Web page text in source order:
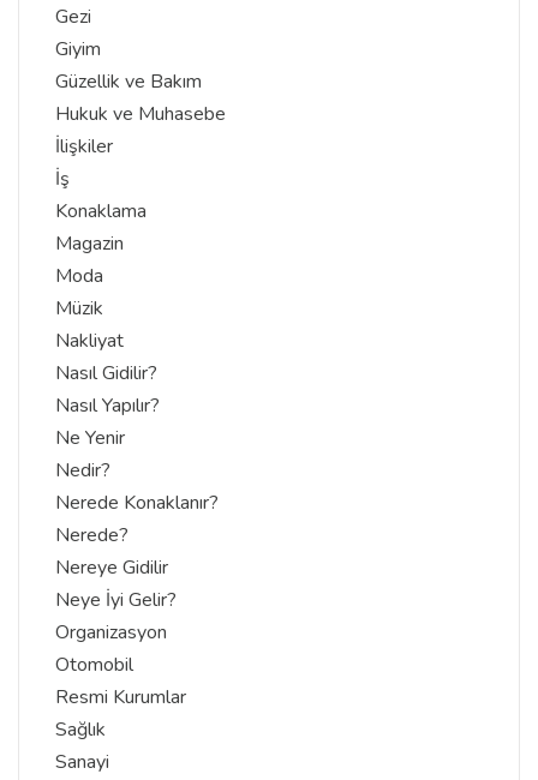
Gezi
Giyim
Güzellik ve Bakım
Hukuk ve Muhasebe
İlişkiler
İş
Konaklama
Magazin
Moda
Müzik
Nakliyat
Nasıl Gidilir?
Nasıl Yapılır?
Ne Yenir
Nedir?
Nerede Konaklanır?
Nerede?
Nereye Gidilir
Neye İyi Gelir?
Organizasyon
Otomobil
Resmi Kurumlar
Sağlık
Sanayi